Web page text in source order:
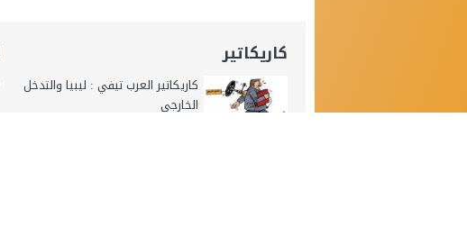
كاريكاتير
كاريكاتير العرب تيفي : ليبيا والتدخل
الخارجي